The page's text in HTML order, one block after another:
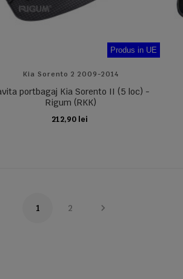
Produs in UE
Kia Sorento 2 2009-2014
portbagaj Kia Sorento II (5 loc) -
Rigum (RKK)
212,90 lei
ADAUGA IN COS
1 2 